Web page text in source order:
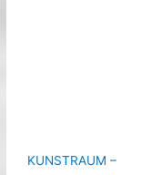
KUNSTRAUM –